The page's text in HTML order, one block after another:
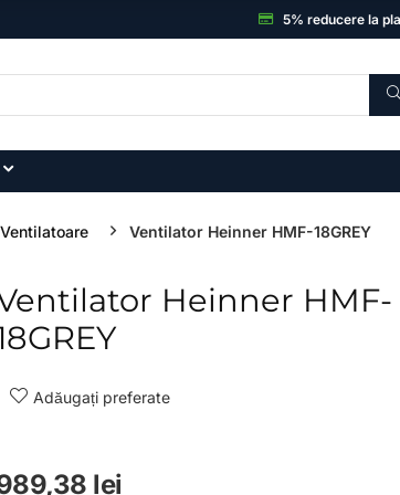
5% reducere la
Ventilatoare Ventilator Heinner HMF-18GREY
Heinner HMF-
Adăugați preferate
lei